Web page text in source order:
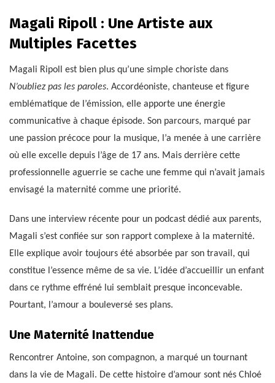
Magali Ripoll : Une Artiste aux
Multiples Facettes
Magali Ripoll est bien plus qu’une simple choriste dans
N’oubliez pas les paroles. Accordéoniste, chanteuse et figure
emblématique de l’émission, elle apporte une énergie
communicative à chaque épisode. Son parcours, marqué par
une passion précoce pour la musique, l’a menée à une carrière
où elle excelle depuis l’âge de 17 ans. Mais derrière cette
professionnelle aguerrie se cache une femme qui n’avait jamais
envisagé la maternité comme une priorité.
Dans une interview récente pour un podcast dédié aux parents,
Magali s’est confiée sur son rapport complexe à la maternité.
Elle explique avoir toujours été absorbée par son travail, qui
constitue l’essence même de sa vie. L’idée d’accueillir un enfant
dans ce rythme effréné lui semblait presque inconcevable.
Pourtant, l’amour a bouleversé ses plans.
Une Maternité Inattendue
Rencontrer Antoine, son compagnon, a marqué un tournant
dans la vie de Magali. De cette histoire d’amour sont nés Chloé